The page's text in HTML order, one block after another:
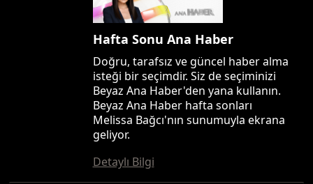
Hafta Sonu Ana Haber
Doğru, tarafsız ve güncel haber alma
isteği bir seçimdir. Siz de seçiminizi
Beyaz Ana Haber'den yana kullanın.
Beyaz Ana Haber hafta sonları
Melissa Bağcı'nın sunumuyla ekrana
geliyor.
Detaylı Bilgi